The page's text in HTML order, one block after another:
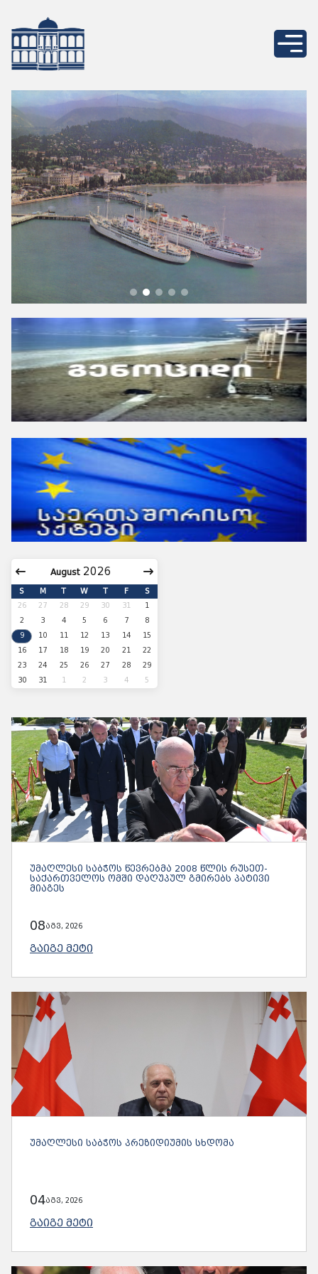
August
S M T W T F S
26 27 28 29 30 31
1
2
3 4 5 6 7
8
9
10 11 12 13 14
15
16
17 18 19 20 21
22
23
24 25 26 27 28
29
30
31 1 2 3 4 5
ᲣᲛᲐᲦᲚᲔᲡᲘ ᲡᲐᲑᲭᲝᲡ ᲬᲔᲕᲠᲔᲑᲛᲐ 2008 ᲬᲚᲘᲡ ᲠᲣᲡᲔᲗ-
ᲡᲐᲥᲐᲠᲗᲕᲔᲚᲝᲡ ᲝᲛᲨᲘ ᲓᲐᲦᲣᲞᲣᲚ ᲒᲛᲘᲠᲔᲑᲡ ᲞᲐᲢᲘᲕᲘ
ᲛᲘᲐᲒᲔᲡ
08აგვ, 2026
ᲒᲐᲘᲒᲔ ᲛᲔᲢᲘ
ᲣᲛᲐᲦᲚᲔᲡᲘ ᲡᲐᲑᲭᲝᲡ ᲞᲠᲔᲖᲘᲓᲘᲣᲛᲘᲡ ᲡᲮᲓᲝᲛᲐ
04აგვ, 2026
ᲒᲐᲘᲒᲔ ᲛᲔᲢᲘ